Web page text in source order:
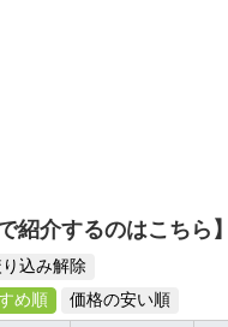
紹介するのはこちら】
込み解除
め順
価格の安い順